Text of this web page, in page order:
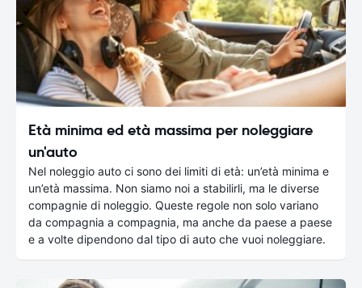
Età minima ed età massima per noleggiare
un'auto
Nel noleggio auto ci sono dei limiti di età: un’età minima e
un’età massima. Non siamo noi a stabilirli, ma le diverse
compagnie di noleggio. Queste regole non solo variano
da compagnia a compagnia, ma anche da paese a paese
e a volte dipendono dal tipo di auto che vuoi noleggiare.